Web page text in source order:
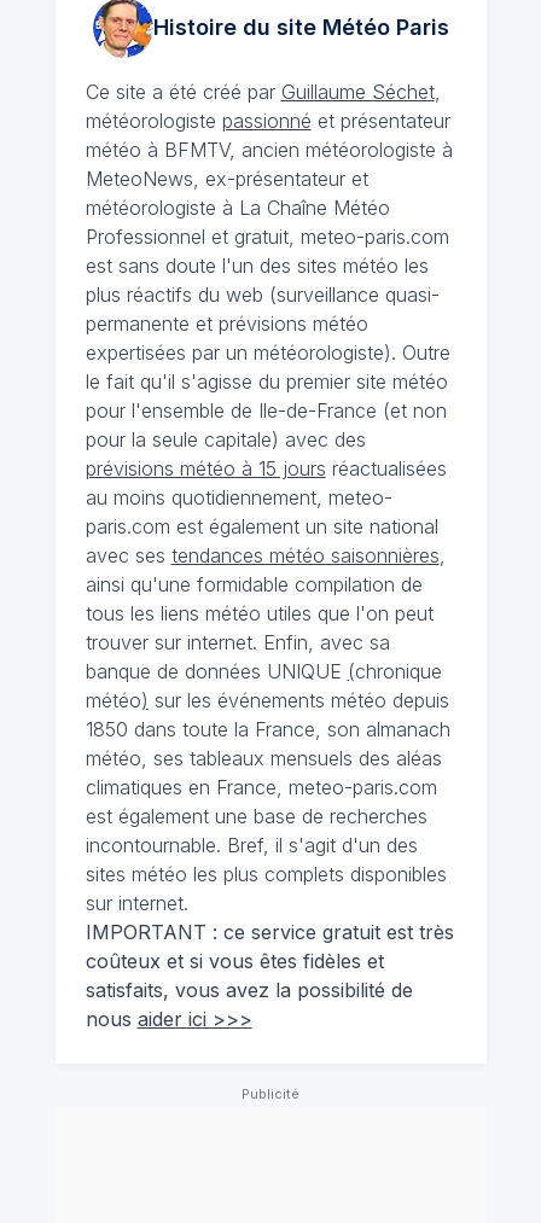
Histoire du site MétéoParis
Ce site a été créé par Guillaume Séchet,
météorologiste passionné et présentateur
météo à BFMTV, ancien météorologiste à
MeteoNews, ex-présentateur et
météorologiste à La Chaîne Météo
Professionnel et gratuit, meteo-paris.com
est sans doute l'un des sites météo les
plus réactifs du web (surveillance quasi-
permanente et prévisions météo
expertisées par un météorologiste). Outre
le fait qu'il s'agisse du premier site météo
pour l'ensemble de Ile-de-France (et non
pour la seule capitale) avec des
prévisions météo à 15 jours réactualisées
au moins quotidiennement, meteo-
paris.com est également un site national
avec ses tendances météo saisonnières,
ainsi qu'une formidable compilation de
tous les liens météo utiles que l'on peut
trouver sur internet. Enfin, avec sa
banque de données UNIQUE (chronique
météo) sur les événements météo depuis
1850 dans toute la France, son almanach
météo, ses tableaux mensuels des aléas
climatiques en France, meteo-paris.com
est également une base de recherches
incontournable. Bref, il s'agit d'un des
sites météo les plus complets disponibles
sur internet.
IMPORTANT : ce service gratuit est très
coûteux et si vous êtes fidèles et
satisfaits, vous avez la possibilité de
nous aider ici >>>